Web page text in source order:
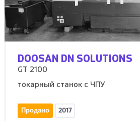
DOOSAN DN SOLUTIONS
GT 2100
токарный станок с ЧПУ
Продано 2017